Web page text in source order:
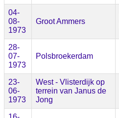
04-
08-
1973
Groot Ammers
28-
07-
1973
Polsbroekerdam
23-
06-
1973
West - Vlisterdijk op
terrein van Janus de
Jong